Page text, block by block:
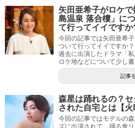
矢田亜希子がロケ
島温泉 落合樓」に
て行ってイイですか
今回の記事では矢田亜希
ついて行ってイイですか
過去に出演したドラマ「
ロケ地などについて少し
記事
森星は踊れるの？
された自宅とは【火
今回の記事ではモデルの
ズに出演されて、踊る食